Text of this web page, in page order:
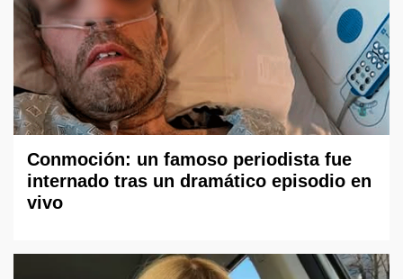
Conmoción: un famoso periodista fue
internado tras un dramático episodio en
vivo